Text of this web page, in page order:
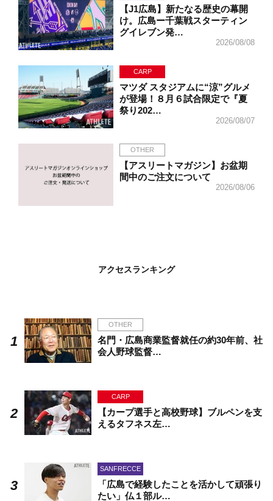
【J1広島】新たなる歴史の幕開
け。広島ー千葉戦スターティン
グイレブン発…
2026/08/08
CARP
マツダ スタジアムに“涼”グルメ
が登場！８月６試合限定で『夏
祭り202…
2026/08/07
OTHER
【アスリートマガジン】お盆期
間中のご注文について
2026/08/06
アクセスランキング
OTHER
名門・広島商業監督就任の約30年前、社
会人野球監督…
CARP
【カープ選手と高校野球】ブルペンを支
えるタフネス左…
SANFRECCE
「広島で経験したことを活かして頑張り
たい」仏１部ル…